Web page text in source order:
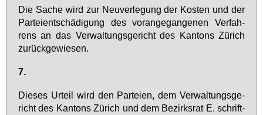
Die Sa­che wird zur Neu­ver­le­gung der Kos­ten und der
Par­tei­ent­schä­di­gung des vor­an­ge­gan­ge­nen Ver­fah­
rens an das Ver­wal­tungs­ge­richt des Kan­tons Zü­rich
zu­rück­ge­wie­sen.
7.
Die­ses Ur­teil wird den Par­tei­en, dem Ver­wal­tungs­ge­
richt des Kan­tons Zü­rich und dem Be­zirks­rat E. schrift­